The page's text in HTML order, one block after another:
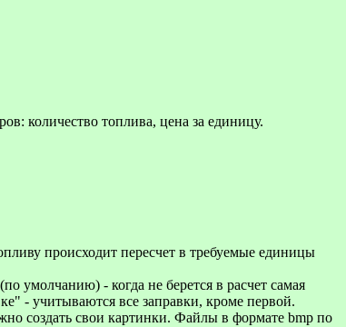
количество топлива, цена за единицу.
происходит пересчет в требуемые единицы
умолчанию) - когда не берется в расчет самая
- учитываются все заправки, кроме первой.
создать свои картинки. Файлы в формате bmp по